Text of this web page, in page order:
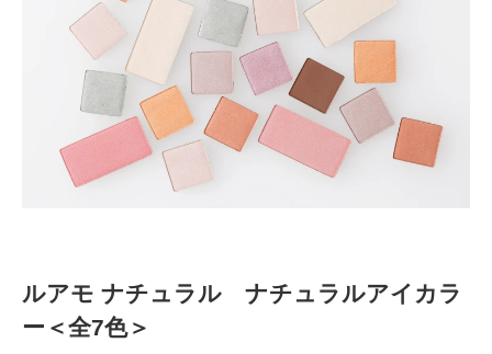
ルアモ ナチュラル ナチュラルアイカラ
ー＜全7色＞